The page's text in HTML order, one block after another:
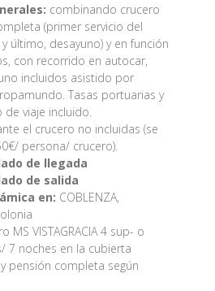
combinando crucero
(primer servicio del
último, desayuno) y en función
con recorrido en autocar,
incluidos asistido por
Tasas portuarias y
viaje incluido.
el crucero no incluidas (se
persona/ crucero).
de llegada
de salida
en: COBLENZA,
MS VISTAGRACIA 4 sup- o
7 noches en la cubierta
pensión completa según